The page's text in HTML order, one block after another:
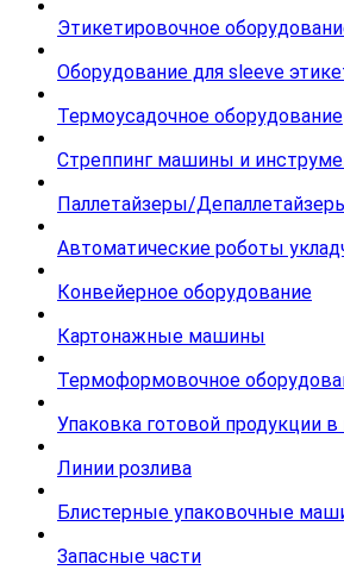
Этикетировочное
Оборудование для sleeve
Термоусадочное оборудование
Стреппинг машины и
Паллетайзеры/
Автоматические роботы
Конвейерное оборудование
Картонажные машины
Термоформовочное
Упаковка готовой продукции в
Линии розлива
Блистерные упаковочные
Запасные части